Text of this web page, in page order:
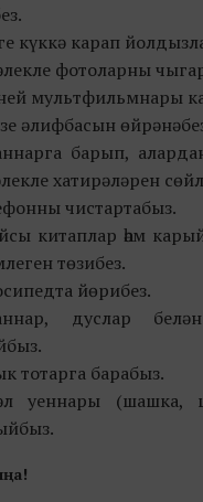
күккә карап
фотоларны
мультфильмнары
әлифбасын
барып,
хатирәләрен
чистартабыз.
китаплар һәм
төзибез.
йөрибез.
дуслар
тотарга барабыз.
уеннары (шашка,